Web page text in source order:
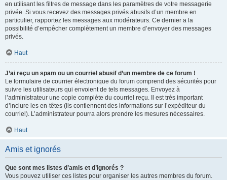
en utilisant les filtres de message dans les paramètres de votre messagerie
privée. Si vous recevez des messages privés abusifs d’un membre en
particulier, rapportez les messages aux modérateurs. Ce dernier a la
possibilité d’empêcher complètement un membre d’envoyer des messages
privés.
Haut
J’ai reçu un spam ou un courriel abusif d’un membre de ce forum !
Le formulaire de courrier électronique du forum comprend des sécurités pour
suivre les utilisateurs qui envoient de tels messages. Envoyez à
l’administrateur une copie complète du courriel reçu. Il est très important
d’inclure les en-têtes (ils contiennent des informations sur l’expéditeur du
courriel). L’administrateur pourra alors prendre les mesures nécessaires.
Haut
Amis et ignorés
Que sont mes listes d’amis et d’ignorés ?
Vous pouvez utiliser ces listes pour organiser les autres membres du forum.